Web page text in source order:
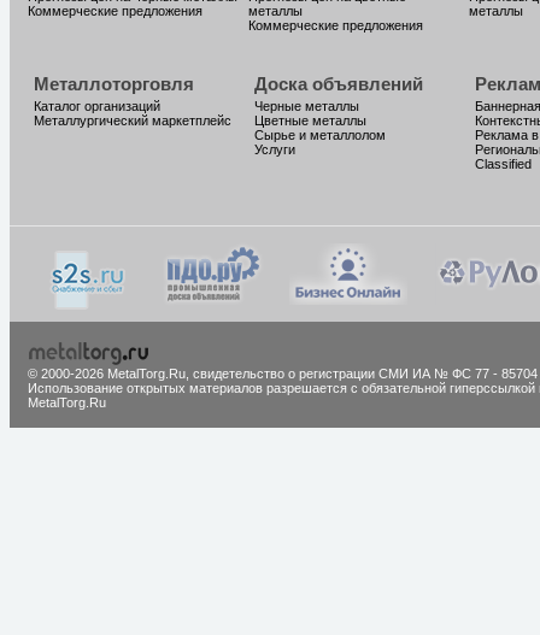
Коммерческие предложения
металлы
Коммерческие предложения
металлы
Металлоторговля
Каталог организаций
Металлургический маркетплейс
Доска объявлений
Черные металлы
Цветные металлы
Сырье и металлолом
Услуги
Реклама
Classified
© 2000-2026 MetalTorg.Ru, cвидетельство о регистрации СМИ ИА № ФС 77 - 85704
Использование открытых материалов разрешается с обязательной гиперссылкой
MetalTorg.Ru